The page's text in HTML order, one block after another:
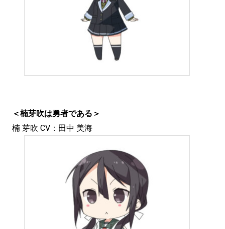
＜楠芽吹は勇者である＞
楠 芽吹 CV：田中 美海